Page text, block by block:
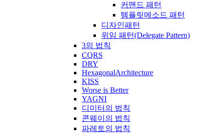
커맨드 패턴
템플릿메소드 패턴
디자인패턴
위임 패턴(Delegate Pattern)
3의 법칙
CQRS
DRY
HexagonalArchitecture
KISS
Worse is Better
YAGNI
디미터의 법칙
콘웨이의 법칙
파레토의 법칙